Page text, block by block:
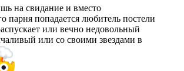
на свидание и вместо
парня попадается любитель постели
или вечно недовольный
или со своими звездами в